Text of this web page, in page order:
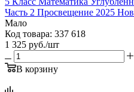
Часть 2 Просвещение 2025
Мало
Код товара: 337 618
1 325 руб./шт
В корзину